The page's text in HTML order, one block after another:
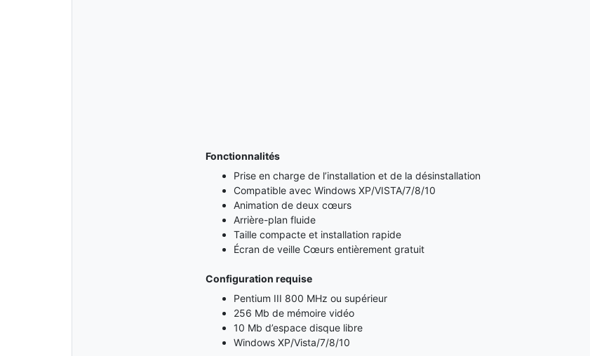
Fonctionnalités
Prise en charge de l’installation et de la désinstallation
Compatible avec Windows XP/VISTA/7/8/10
Animation de deux cœurs
Arrière-plan fluide
Taille compacte et installation rapide
Écran de veille Cœurs entièrement gratuit
Configuration requise
Pentium III 800 MHz ou supérieur
256 Mb de mémoire vidéo
10 Mb d’espace disque libre
Windows XP/Vista/7/8/10